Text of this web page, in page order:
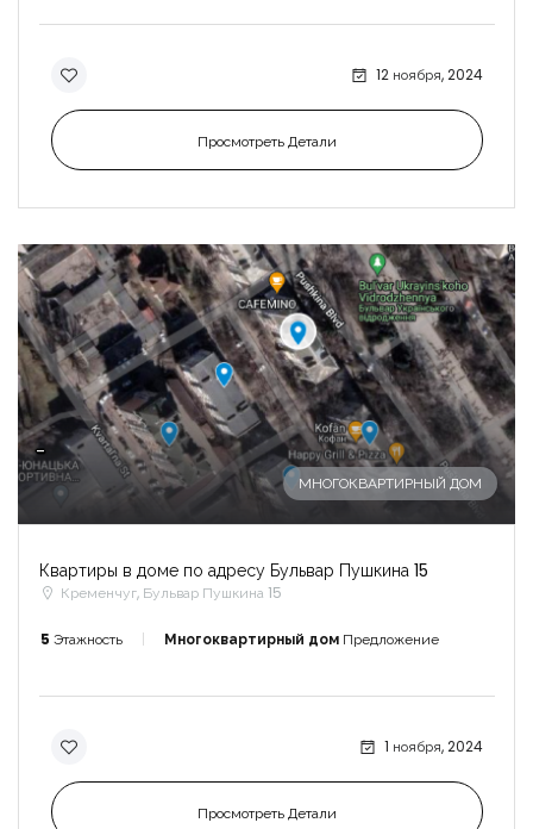
12 ноября, 2024
Просмотреть Детали
-
МНОГОКВАРТИРНЫЙ ДОМ
Квартиры в доме по адресу Бульвар Пушкина 15
Кременчуг, Бульвар Пушкина 15
5 Этажность Многоквартирный дом Предложение
1 ноября, 2024
Просмотреть Детали